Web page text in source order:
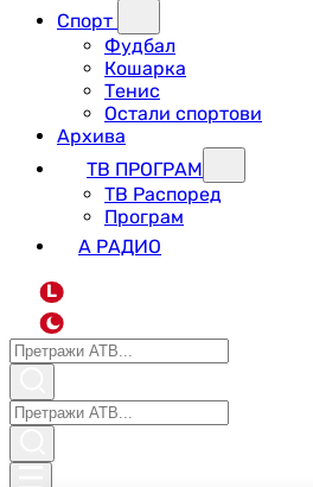
Спорт
Фудбал
Кошарка
Тенис
Остали спортови
Архива
ТВ ПРОГРАМ
ТВ Распоред
Програм
А РАДИО
L